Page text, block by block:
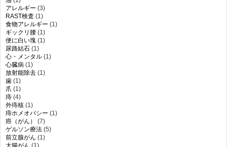
アレルギー (3)
RAST検査 (1)
食物アレルギー (1)
ギックリ腰 (1)
便に白い塊 (1)
尿路結石 (1)
心・メンタル (1)
心臓病 (1)
放射能除去 (1)
歯 (1)
爪 (1)
痔 (4)
外痔核 (1)
痔ホメオパシー (1)
癌（がん）
(7)
ゲルソン療法 (5)
前立腺がん (1)